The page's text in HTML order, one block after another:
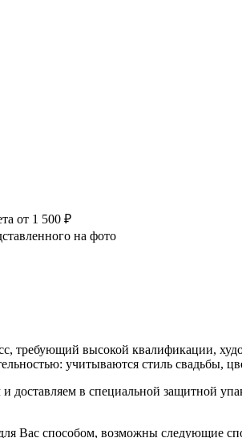
от 1 500 ₽
на фото
требующий высокой квалификации,
учитываются стиль свадьбы,
в специальной защитной
Вас способом, возможны следующие